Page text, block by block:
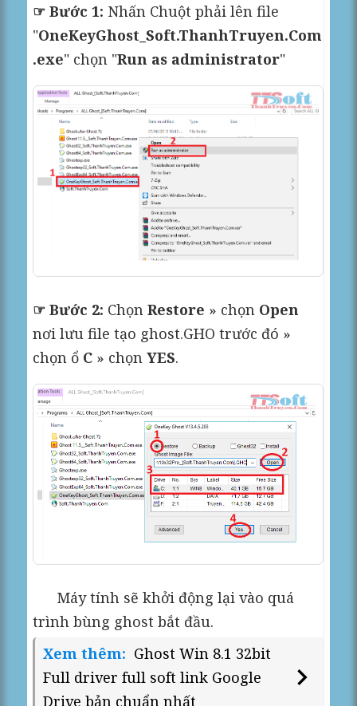
☞ Bước 1: Nhấn Chuột phải lên file
"OneKeyGhost_Soft.ThanhTruyen.Com
.exe" chọn "Run as administrator"
☞ Bước 2: ChọnRestore » chọn Open
nơi lưu file tạo ghost.GHO trước đó »
chọn ổ C » chọnYES.
Máy tính sẽ khởi động lại vào quá
trình bùng ghost bắt đầu.
Xem thêm: Ghost Win 8.1 32bit
Full driver full soft link Google
Drive bản chuẩn nhất